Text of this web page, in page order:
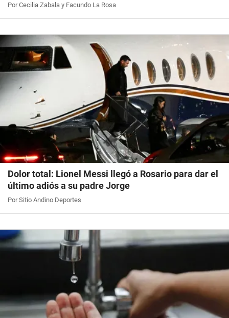
Por Cecilia Zabala y Facundo La Rosa
Dolor total: Lionel Messi llegó a Rosario para dar el
último adiós a su padre Jorge
Por Sitio Andino Deportes